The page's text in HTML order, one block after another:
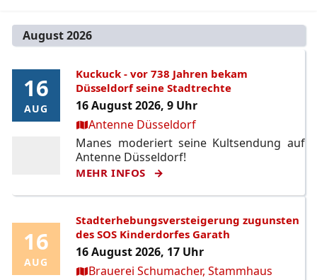
August 2026
16
AUG
16
AUG
Kuckuck - vor 738 Jahren bekam
Düsseldorf seine Stadtrechte
16 August 2026, 9 Uhr
Ort:Antenne Düsseldorf
Manes moderiert seine Kultsendung auf
Antenne Düsseldorf!
MEHR INFOS
16
AUG
16
AUG
Stadterhebungsversteigerung zugunsten
des SOS Kinderdorfes Garath
16 August 2026, 17 Uhr
Ort:Brauerei Schumacher, Stammhaus